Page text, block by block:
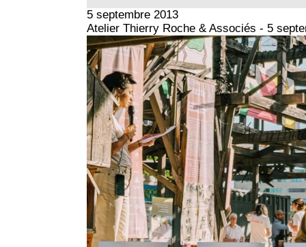
5 septembre 2013
Atelier Thierry Roche & Associés - 5